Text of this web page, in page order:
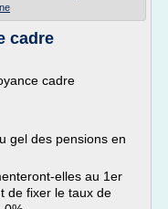
cadre
cadre
gel des pensions en
elles au 1er
de fixer le taux de